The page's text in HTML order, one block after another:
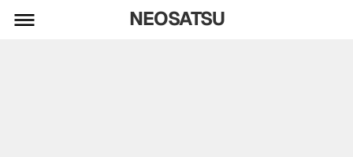
NEOSATSU